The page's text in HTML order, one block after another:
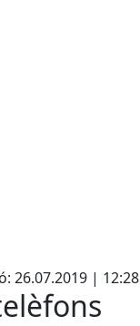
26.07.2019 | 12:28